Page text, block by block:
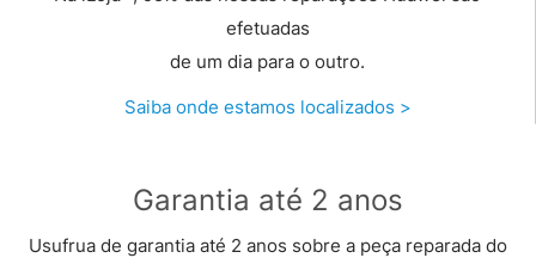
efetuadas
de um dia para o outro.
Saiba onde estamos localizados >
Garantia até 2 anos
Usufrua de garantia até 2 anos sobre a peça reparada do